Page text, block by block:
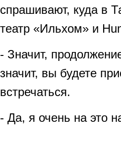
спрашивают, куда в
театр «Ильхом» и
- Значит,
значит, вы будете
встречаться.
- Да, я очень на это